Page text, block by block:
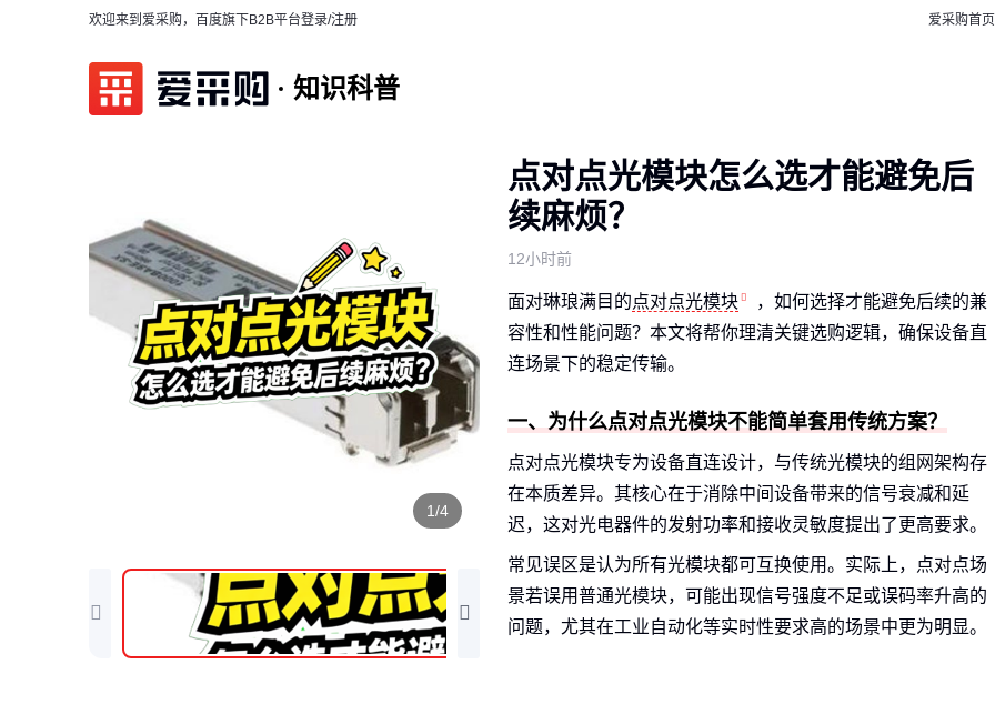
欢迎来到爱采购，百度旗下B2B平台登录/注册 爱采购首页
知识科普
1/4
点对点光模块怎么选才能避免后
续麻烦？
12小时前
面对琳琅满目的点对点光模块
，如何选择才能避免后续的兼
容性和性能问题？本文将帮你理清关键选购逻辑，确保设备直
连场景下的稳定传输。
一、为什么点对点光模块不能简单套用传统方案？
点对点光模块专为设备直连设计，与传统光模块的组网架构存
在本质差异。其核心在于消除中间设备带来的信号衰减和延
迟，这对光电器件的发射功率和接收灵敏度提出了更高要求。
常见误区是认为所有光模块都可互换使用。实际上，点对点场
景若误用普通光模块，可能出现信号强度不足或误码率升高的
问题，尤其在工业自动化等实时性要求高的场景中更为明显。